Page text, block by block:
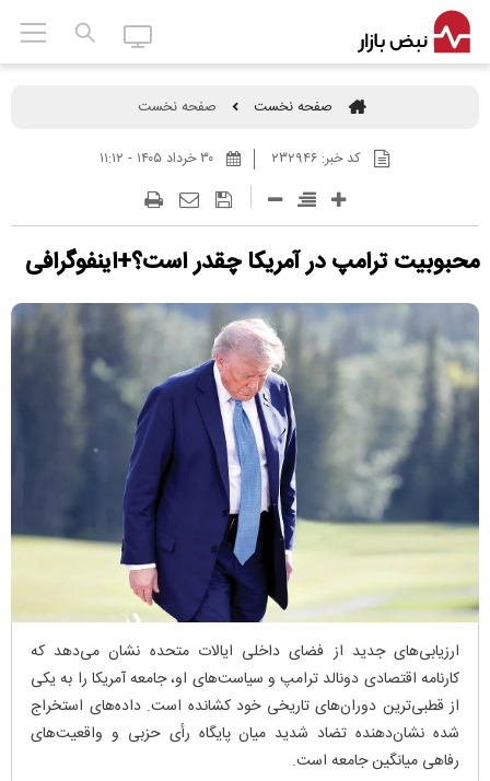
صفحه نخست صفحه نخست
کد خبر:۲۳۲۹۴۶ ۳۰ خرداد ۱۴۰۵ - ۱۱:۱۲
محبوبیت ترامپ در آمریکا چقدر است؟+اینفوگرافی
ارزیابی‌های جدید از فضای داخلی ایالات متحده نشان می‌دهد که
کارنامه اقتصادی دونالد ترامپ و سیاست‌های او، جامعه آمریکا را به یکی
از قطبی‌ترین دوران‌های تاریخی خود کشانده است. داده‌های استخراج
شده نشان‌دهنده تضاد شدید میان پایگاه رأی حزبی و واقعیت‌های
رفاهی میانگین جامعه است.